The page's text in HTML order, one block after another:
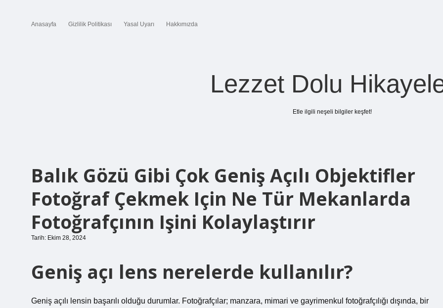
Anasayfa Gizlilik Politikası Yasal Uyarı Hakkımızda
Lezzet Dolu
Etle ilgili neşeli bilgiler keşfet!
Balık Gözü Gibi Çok Geniş Açılı Objektifler
Fotoğraf Çekmek Için Ne Tür Mekanlarda
Fotoğrafçının Işini Kolaylaştırır
Tarih: Ekim 28, 2024
Geniş açı lens nerelerde kullanılır?
Geniş açılı lensin başarılı olduğu durumlar. Fotoğrafçılar; manzara, mimari ve gayrimenkul fotoğrafçılığı dışında, bir